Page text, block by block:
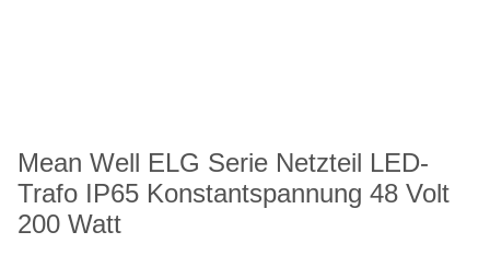
Mean Well ELG Serie Netzteil LED-
Trafo IP65 Konstantspannung 48 Volt
200 Watt